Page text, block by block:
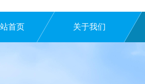
首页 关于我们